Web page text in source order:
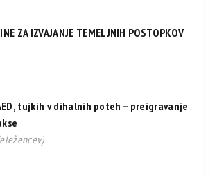
ZA IZVAJANJE TEMELJNIH POSTOPKOV
tujkih v dihalnih poteh – preigravanje